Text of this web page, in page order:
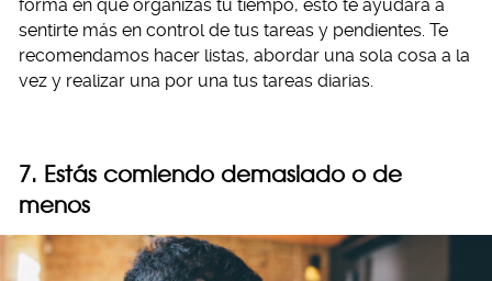
forma en que organizas tu tiempo, esto te ayudará a
sentirte más en control de tus tareas y pendientes. Te
recomendamos hacer listas, abordar una sola cosa a la
vez y realizar una por una tus tareas diarias.
7. Estás comiendo demasiado o de
menos